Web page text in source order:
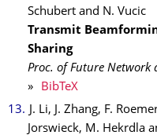
Schubert and N. Vucic
Transmit
Sharing
Proc. of Future Network
»
BibTeX
J. Li, J. Zhang, F.
Jorswieck, M. Hekrdla